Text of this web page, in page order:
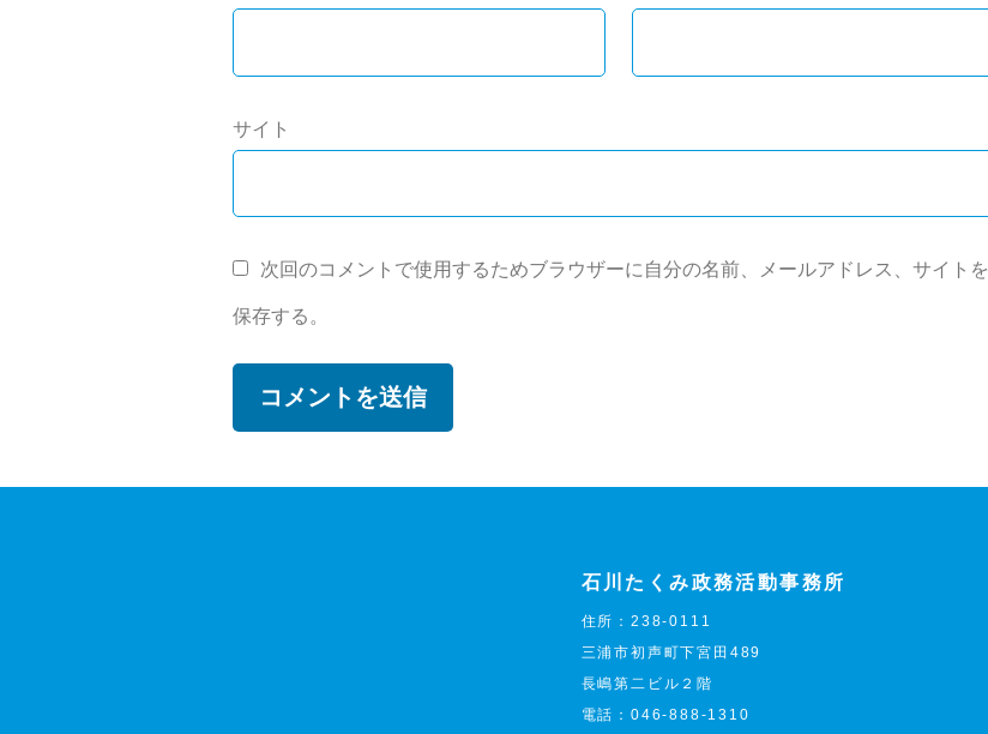
サイト
次回のコメントで使用するためブラウザーに自分の名前、メールアドレス、サイトを
保存する。
石川たくみ政務活動事務所
住所：238-0111
三浦市初声町下宮田489
長嶋第二ビル２階
電話： 046-888-1310